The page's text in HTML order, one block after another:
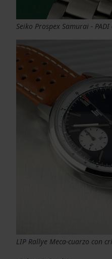
Seiko Prospex Samurai -
LIP Rallye Meca-cuarzo con